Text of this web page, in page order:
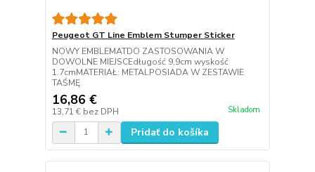
Peugeot GT Line Emblem Stumper Sticker
NOWY EMBLEMATDO ZASTOSOWANIA W
DOWOLNE MIEJSCEdługość 9,9cm wyskość
1.7cmMATERIAŁ: METALPOSIADA W ZESTAWIE
TAŚMĘ
16,86 €
13,71 € bez DPH Skladom
Pridať do košíka